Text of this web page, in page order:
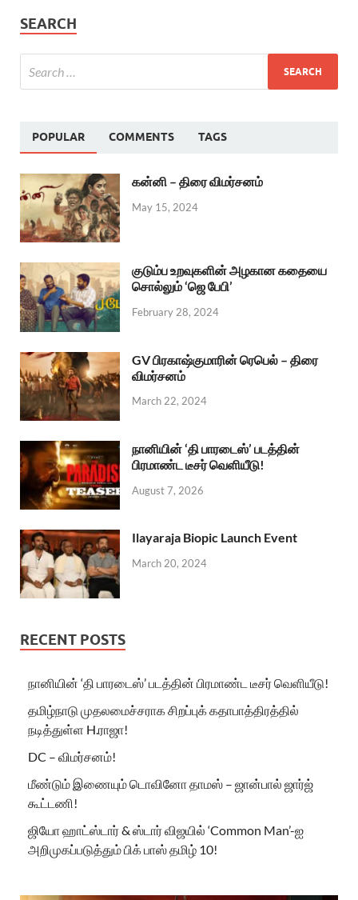
SEARCH
POPULAR COMMENTS TAGS
கன்னி – திரை விமர்சனம்
May 15, 2024
குடும்ப உறவுகளின் அழகான கதையை
சொல்லும் ‘ஜெ பேபி’
February 28, 2024
GV பிரகாஷ்குமாரின் ரெபெல் – திரை
விமர்சனம்
March 22, 2024
நானியின் ‘தி பாரடைஸ்’ படத்தின்
பிரமாண்ட டீசர் வெளியீடு!
August 7, 2026
Ilayaraja Biopic Launch Event
March 20, 2024
RECENT POSTS
நானியின் ‘தி பாரடைஸ்’ படத்தின் பிரமாண்ட டீசர் வெளியீடு!
தமிழ்நாடு முதலமைச்சராக சிறப்புக் கதாபாத்திரத்தில்
நடித்துள்ள H.ராஜா!
DC – விமர்சனம்!
மீண்டும் இணையும் டொவினோ தாமஸ் – ஜான்பால் ஜார்ஜ்
கூட்டணி!
ஜியோ ஹாட்ஸ்டார் & ஸ்டார் விஜயில் ‘Common Man’-ஐ
அறிமுகப்படுத்தும் பிக் பாஸ் தமிழ் 10!